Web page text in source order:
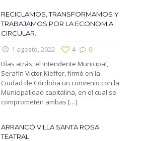
RECICLAMOS, TRANSFORMAMOS Y
TRABAJAMOS POR LA ECONOMIA
CIRCULAR.
1 agosto, 2022 0
4
Días atrás, el Intendente Municipal,
Serafín Victor Kieffer, firmó en la
Ciudad de Córdoba un convenio con la
Municipalidad capitalina, en el cual se
comprometen ambas […]
ARRANCÓ VILLA SANTA ROSA
TEATRAL